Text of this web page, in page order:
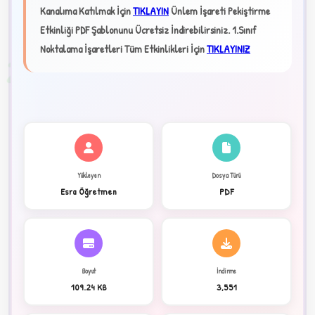
✦
Kanalıma Katılmak İçinTIKLAYINÜnlem İşareti Pekiştirme
Etkinliği PDF Şablonunu Ücretsiz İndirebilirsiniz.1.Sınıf
Noktalama İşaretleri Tüm Etkinlikleri İçinTIKLAYINIZ
Yükleyen
Esra Öğretmen
Dosya Türü
PDF
Boyut
109.24 KB
İndirme
3,551